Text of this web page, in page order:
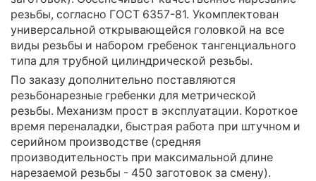
резьбы, согласно ГОСТ 6357-81. Укомплектован
универсальной открывающейся головкой на все
виды резьбы и набором гребенок тангенциального
типа для трубной цилиндрической резьбы.
По заказу дополнительно поставляются
резьбонарезные гребенки для метрической
резьбы. Механизм прост в эксплуатации. Короткое
время переналадки, быстрая работа при штучном и
серийном производстве (средняя
производительность при максимальной длине
нарезаемой резьбы - 450 заготовок за смену).